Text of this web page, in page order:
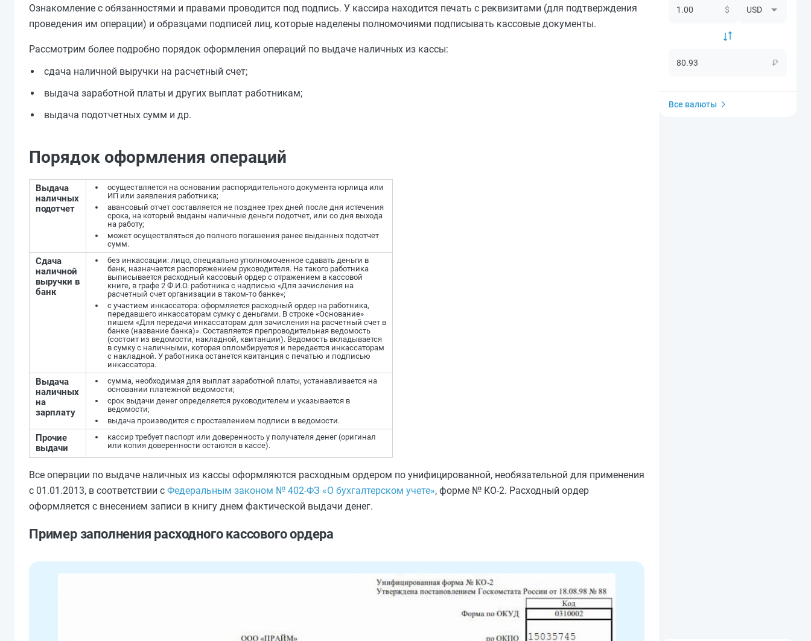
Ознакомление с обязанностями и правами проводится под подпись. У кассира находится печать с реквизитами (для подтверждения
проведения им операции) и образцами подписей лиц, которые наделены полномочиями подписывать кассовые документы.
Рассмотрим более подробно порядок оформления операций по выдаче наличных из кассы:
сдача наличной выручки на расчетный счет;
выдача заработной платы и других выплат работникам;
выдача подотчетных сумм и др.
Порядок оформления операций
Выдача
наличных
подотчет
осуществляется на основании распорядительного документа юрлица или
ИП или заявления работника;
авансовый отчет составляется не позднее трех дней после дня истечения
срока, на который выданы наличные деньги подотчет, или со дня выхода
на работу;
может осуществляться до полного погашения ранее выданных подотчет
сумм.
Сдача
наличной
выручки в
банк
без инкассации: лицо, специально уполномоченное сдавать деньги в
банк, назначается распоряжением руководителя. На такого работника
выписывается расходный кассовый ордер с отражением в кассовой
книге, в графе 2 Ф.И.О. работника с надписью «Для зачисления на
расчетный счет организации в таком-то банке»;
с участием инкассатора: оформляется расходный ордер на работника,
передавшего инкассаторам сумку с деньгами. В строке «Основание»
пишем «Для передачи инкассаторам для зачисления на расчетный счет в
банке (название банка)». Составляется препроводительная ведомость
(состоит из ведомости, накладной, квитанции). Ведомость вкладывается
в сумку с наличными, которая опломбируется и передается инкассаторам
с накладной. У работника останется квитанция с печатью и подписью
инкассатора.
Выдача
наличных
на
зарплату
сумма, необходимая для выплат заработной платы, устанавливается на
основании платежной ведомости;
срок выдачи денег определяется руководителем и указывается в
ведомости;
выдача производится с проставлением подписи в ведомости.
Прочие
выдачи
кассир требует паспорт или доверенность у получателя денег (оригинал
или копия доверенности остаются в кассе).
Все операции по выдаче наличных из кассы оформляются расходным ордером по унифицированной, необязательной для применения
с 01.01.2013, в соответствии с Федеральным законом № 402-ФЗ «О бухгалтерском учете», форме № КО-2. Расходный ордер
оформляется с внесением записи в книгу днем фактической выдачи денег.
Пример заполнения расходного кассового ордера
$
₽
Все валюты